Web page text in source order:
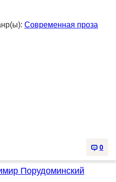
Современная проза
0
Порудоминский